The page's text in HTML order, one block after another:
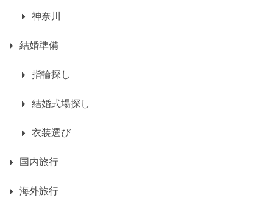
神奈川
結婚準備
指輪探し
結婚式場探し
衣装選び
国内旅行
海外旅行